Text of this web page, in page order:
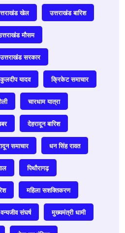
खेल उत्तराखंड बारिश
मौसम
उत्तराखंड सरकार
कुलदीप यादव क्रिकेट समाचार
चारधाम यात्रा
देहरादून बारिश
समाचार धन सिंह रावत
पिथौरागढ़
महिला सशक्तिकरण
संघर्ष मुख्यमंत्री धामी